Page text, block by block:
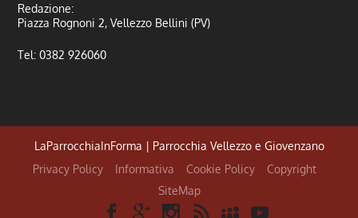
Redazione:
Piazza Rognoni 2, Vellezzo Bellini (PV)
Tel: 0382 926060
LaParrocchiaInForma | Parrocchia Vellezzo e Giovenzano
Privacy Policy
Informativa Cookie Policy
Copyright
SiteMap